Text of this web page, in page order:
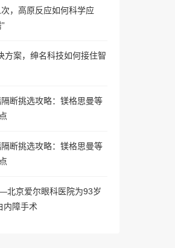
，高原反应如何科学应
方案，绅名科技如何接住智
断挑选攻略：镁格思曼等
断挑选攻略：镁格思曼等
京爱尔眼科医院为93岁
内障手术